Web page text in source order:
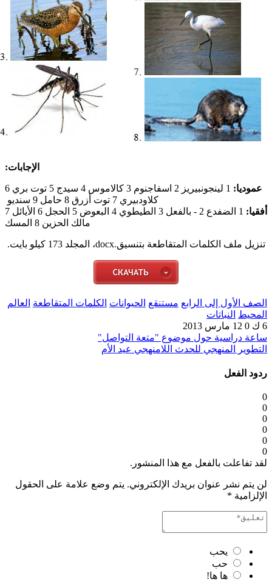
الإجابات:
عموديا:
1 لينجونبيريز 2 اسفاجنوم 3 كالاموس 4 سيدج 5 توت بري 6
كلاودبيري 7 توت أزرق 8 حامل 9 سنديو
أفقيا:
1 الضفدع 2 - بالفعل 3 الطيطوي 4 البعوض 5 الحجل 6 الأيائل 7
مالك الحزين 8 المسك
تنزيل ملف الكلمات المتقاطعة بتنسيق.docx، المجلد 173 كيلو بايت.
الصف الأول إلى الرابع مستنقع الحيوانات الكلمات المتقاطعة العالم
المحيط النباتات
6 ك
0 12 مارس 2013
ساعة دراسية حول موضوع "متعة التواصل"
التطوير المنهجي للحدث اللامنهجي عيد الأم
ردود الفعل
0
0
0
0
0
0
لقد تفاعلت بالفعل مع هذا المنشور.
لن يتم نشر عنوان بريدك الإلكتروني. يتم وضع علامة على الحقول
الإلزامية *
يحب
حب
ها ها!